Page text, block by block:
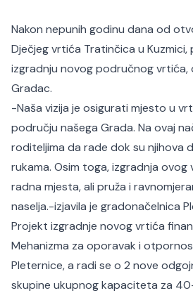
Nakon nepunih godinu dana od
Dječjeg vrtića Tratinčica u
izgradnju novog područnog vrtića,
Gradac.
-Naša vizija je osigurati mjesto u
području našega Grada. Na ovaj
roditeljima da rade dok su njihova
rukama. Osim toga, izgradnja
radna mjesta, ali pruža i
naselja.-izjavila je gradonačelnica
Projekt izgradnje novog vrtića
Mehanizma za oporavak i
Pleternice, a radi se o 2 nove
skupine ukupnog kapaciteta za